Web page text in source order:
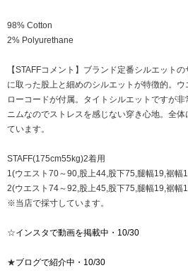
98% Cotton
2% Polyurethane
【STAFFコメント】ブランド定番シルエット
に取った股上と細めのシルエットが特徴的。
ローコードが付属。タイトシルエットですが
ニムなのでストレスを感じない穿き心地。全
ています。
STAFF(175cm55kg)2着用
1(ウエスト70～90,股上44,股下75,腿幅19,裾幅
2(ウエスト74～92,股上45,股下75,腿幅19,裾幅
※当店で採寸しています。
☆インスタで動画を掲載中・10/30
★ブログで紹介中・10/30